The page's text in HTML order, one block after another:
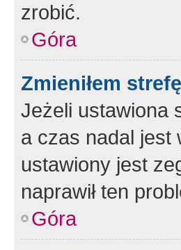
zrobić.
Góra
Zmieniłem
Jeżeli ustawiona
a czas nadal jest
ustawiony jest
naprawił ten
Góra